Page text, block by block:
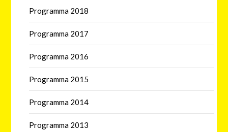
Programma 2018
Programma 2017
Programma 2016
Programma 2015
Programma 2014
Programma 2013